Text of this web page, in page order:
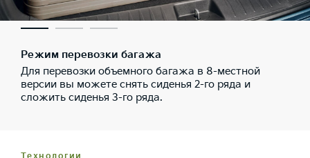
Режим перевозки багажа
Для перевозки объемного багажа в 8-местной
версии вы можете снять сиденья 2-го ряда и
сложить сиденья 3-го ряда.